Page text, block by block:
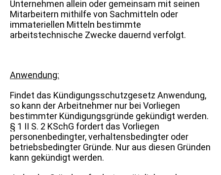
Unternehmen allein oder gemeinsam mit seinen
Mitarbeitern mithilfe von Sachmitteln oder
immateriellen Mitteln bestimmte
arbeitstechnische Zwecke dauernd verfolgt.
Anwendung:
Findet das Kündigungsschutzgesetz Anwendung,
so kann der Arbeitnehmer nur bei Vorliegen
bestimmter Kündigungsgründe gekündigt werden.
§ 1 II S. 2 KSchG fordert das Vorliegen
personenbedingter, verhaltensbedingter oder
betriebsbedingter Gründe. Nur aus diesen Gründen
kann gekündigt werden.